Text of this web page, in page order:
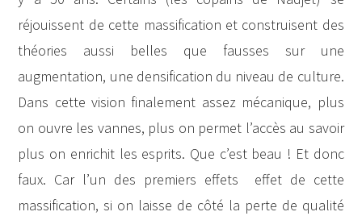
réjouissent de cette massification et construisent des
théories aussi belles que fausses sur une
augmentation, une densification du niveau de culture.
Dans cette vision finalement assez mécanique, plus
on ouvre les vannes, plus on permet l’accès au savoir
plus on enrichit les esprits. Que c’est beau ! Et donc
faux. Car l’un des premiers effets effet de cette
massification, si on laisse de côté la perte de qualité